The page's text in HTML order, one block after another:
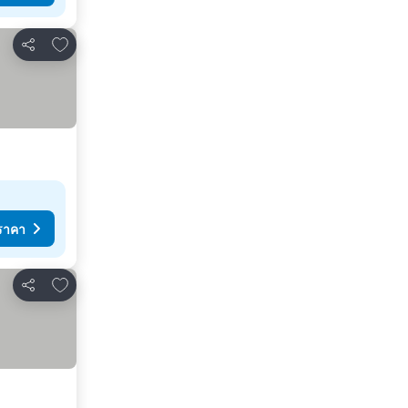
แชร์
เพิ่มในรายการโปรด
คา
แชร์
เพิ่มในรายการโปรด